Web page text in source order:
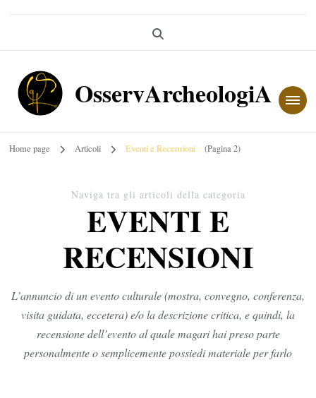
OsservArcheologiA
Home page Articoli Eventi e Recensioni (Pagina 2)
Naviga tra gli articoli della categoria
EVENTI E
RECENSIONI
L’annuncio di un evento culturale (mostra, convegno, conferenza,
visita guidata, eccetera) e/o la descrizione critica, e quindi, la
recensione dell’evento al quale magari hai preso parte
personalmente o semplicemente possiedi materiale per farlo